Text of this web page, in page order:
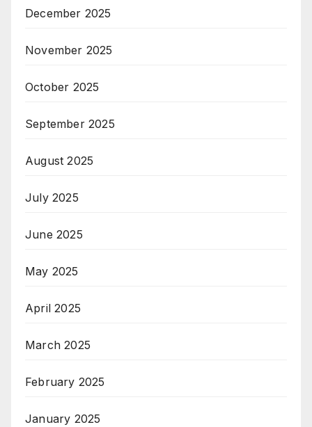
December 2025
November 2025
October 2025
September 2025
August 2025
July 2025
June 2025
May 2025
April 2025
March 2025
February 2025
January 2025